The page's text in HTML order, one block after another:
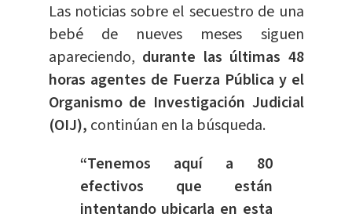
Las noticias sobre el secuestro de una
bebé de nueves meses siguen
apareciendo, durante las últimas 48
horas agentes de Fuerza Pública y el
Organismo de Investigación Judicial
(OIJ), continúan en la búsqueda.
“Tenemos aquí a 80
efectivos que están
intentando ubicarla en esta